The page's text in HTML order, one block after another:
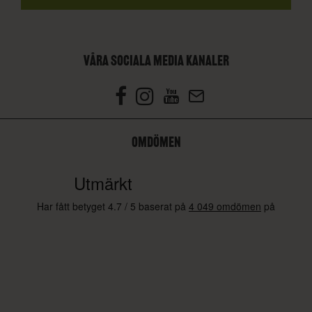
VÅRA SOCIALA MEDIA KANALER
OMDÖMEN